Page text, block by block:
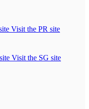
Visit the PR site
Visit the SG site